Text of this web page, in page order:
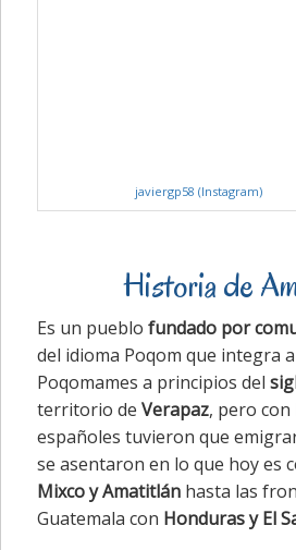
javiergp58 (Instagram)
Historia de
Es un pueblo fundado por
del idioma Poqom que integra
Poqomames a principios del
territorio de Verapaz, pero con
españoles tuvieron que
se asentaron en lo que hoy es
Mixco y Amatitlánhasta las
Guatemala con Honduras y El